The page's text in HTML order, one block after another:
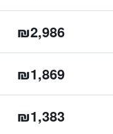
₪2,986
₪1,869
₪1,383